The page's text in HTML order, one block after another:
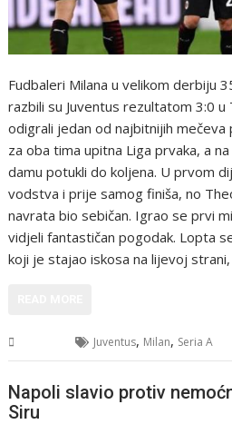
Fudbaleri Milana u velikom derbiju
razbili su Juventus rezultatom 3:0 u
odigrali jedan od najbitnijih
za oba tima upitna Liga prvaka, a
damu potukli do koljena. U prvom
vodstva i prije samog finiša, no
navrata bio sebičan. Igrao se prvi
vidjeli fantastičan pogodak. Lopta
koji je stajao iskosa na lijevoj
Juventus, Milan, Seria A
Napoli slavio protiv
Siru